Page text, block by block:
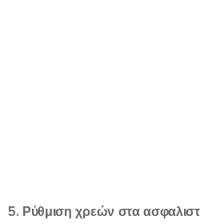
5. Ρύθμιση χρεών στα